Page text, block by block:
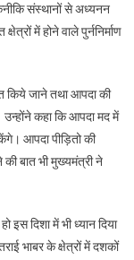
संस्थानों से अध्यनन
में होने वाले पुर्ननिर्माण
किये जाने तथा आपदा की
कहा कि आपदा मद में
आपदा पीड़ितो की
की बात भी मुख्यमंत्री ने
इस दिशा में भी ध्यान दिया
भाबर के क्षेत्रों में दशकों